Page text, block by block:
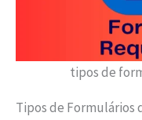
tipos de
Tipos de Formulários